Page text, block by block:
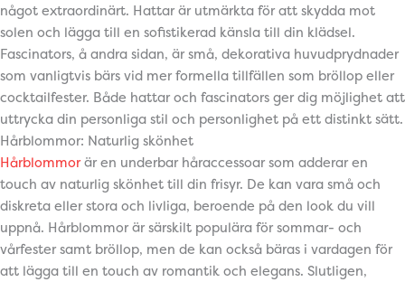
något extraordinärt. Hattar är utmärkta för att skydda mot
solen och lägga till en sofistikerad känsla till din klädsel.
Fascinators, å andra sidan, är små, dekorativa huvudprydnader
som vanligtvis bärs vid mer formella tillfällen som bröllop eller
cocktailfester. Både hattar och fascinators ger dig möjlighet att
uttrycka din personliga stil och personlighet på ett distinkt sätt.
Hårblommor: Naturlig skönhet
Hårblommorär en underbar håraccessoar som adderar en
touch av naturlig skönhet till din frisyr. De kan vara små och
diskreta eller stora och livliga, beroende på den look du vill
uppnå. Hårblommor är särskilt populära för sommar- och
vårfester samt bröllop, men de kan också bäras i vardagen för
att lägga till en touch av romantik och elegans. Slutligen,